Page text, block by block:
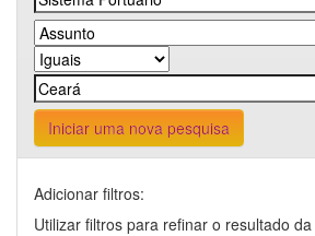
Iniciar uma nova pesquisa
Adicionar filtros:
Utilizar filtros para refinar o resultado